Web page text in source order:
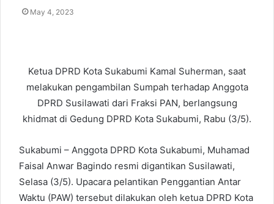
May 4, 2023
Ketua DPRD Kota Sukabumi Kamal Suherman, saat
melakukan pengambilan Sumpah terhadap Anggota
DPRD Susilawati dari Fraksi PAN, berlangsung
khidmat di Gedung DPRD Kota Sukabumi, Rabu (3/5).
Sukabumi – Anggota DPRD Kota Sukabumi, Muhamad
Faisal Anwar Bagindo resmi digantikan Susilawati,
Selasa (3/5). Upacara pelantikan Penggantian Antar
Waktu (PAW) tersebut dilakukan oleh ketua DPRD Kota